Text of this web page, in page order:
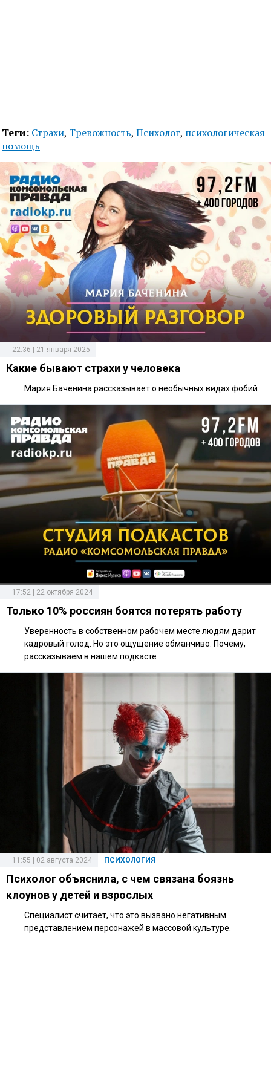
Теги: Страхи, Тревожность, Психолог, психологическая
помощь
22:36 | 21 января 2025
Какие бывают страхи у человека
Мария Баченина рассказывает о необычных видах фобий
17:52 | 22 октября 2024
Только 10% россиян боятся потерять работу
Уверенность в собственном рабочем месте людям дарит
кадровый голод. Но это ощущение обманчиво. Почему,
рассказываем в нашем подкасте
ПСИХОЛОГИЯ
11:55 | 02 августа 2024
Психолог объяснила, с чем связана боязнь
клоунов у детей и взрослых
Специалист считает, что это вызвано негативным
представлением персонажей в массовой культуре.